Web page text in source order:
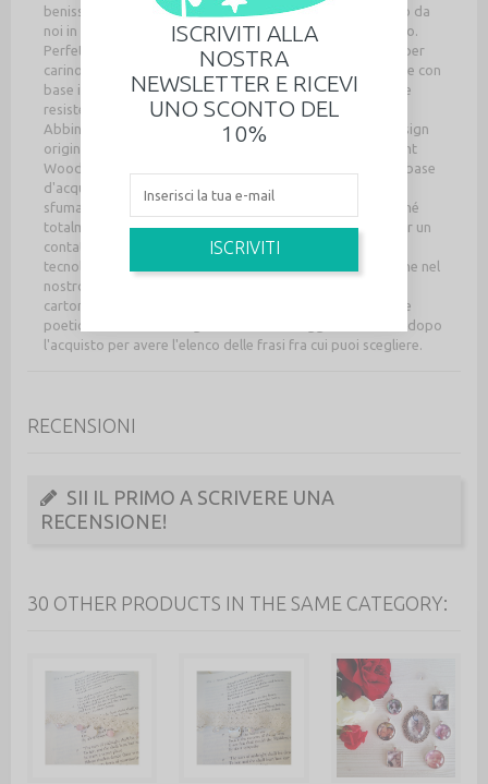
benissimo muffin, cupcake e dolcetti. Soggetto disegnato da
noi in esclusiva, tagliato e dipinto a mano nel nostro studio.
Perfetto per un look originale in qualunque occasione, super
carino e romantico, con un tocco di ironia Anello regolabile con
base in metallo anallergica (acciaio inossidabile), leggera e
resistente Leggerissimo da indossare! Misura circa 1,5 cm.
Abbinabile agli altri piccoli tesori con lo stesso design Design
originale Daffodil, dalla collezione in edizione limitata Light
Wood. Colorato totalmente a mano con colori e vernici a base
d'acqua ed infinita, amorosa pazienza, per ricreare le
sfumature tipiche dello stile Daffodil. Ecosostenibile perché
totalmente riciclabile, il retro è sempre privo di vernici, per un
contatto naturale con la tua pelle. Tagliato a laser con
tecnologie nuovissime, ma disegnato su carta con passione nel
nostro studio lab. Ogni anello viene confezionato con un
cartoncino con un messaggio speciale con una breve frase
poetica. Se desideri scegliere il tuo messaggio contattaci dopo
l'acquisto per avere l'elenco delle frasi fra cui puoi scegliere.
RECENSIONI
SII IL PRIMO A SCRIVERE UNA
RECENSIONE!
30 OTHER PRODUCTS IN THE SAME CATEGORY:
ISCRIVITI ALLA
NOSTRA
NEWSLETTER E RICEVI
UNO SCONTO DEL
10%
ISCRIVITI